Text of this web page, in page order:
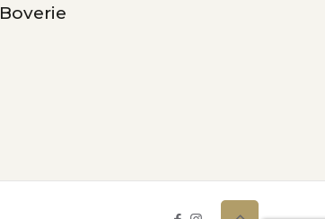
Boverie